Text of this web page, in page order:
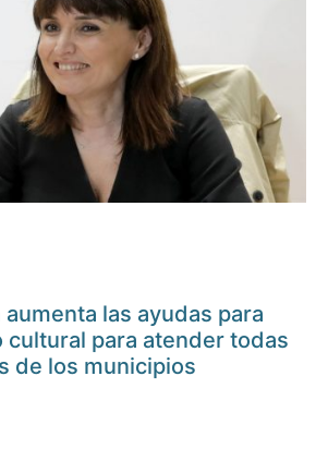
aumenta las ayudas para
cultural para atender todas
de los municipios